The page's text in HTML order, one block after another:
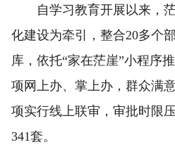
自学习教育开展以来，茫
化建设为牵引，整合20多个
库，依托“家在茫崖”小程序
项网上办、掌上办，群众满
项实行线上联审，审批时限
341套。